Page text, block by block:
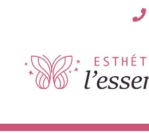
Accueil
Consultation
Confidentialité